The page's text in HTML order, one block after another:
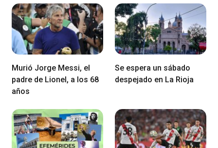
Murió Jorge Messi, el
padre de Lionel, a los 68
años
Se espera un sábado
despejado en La Rioja